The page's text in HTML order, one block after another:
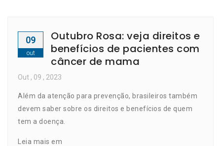
09
out
Outubro Rosa: veja direitos e
benefícios de pacientes com
câncer de mama
Out , 09 , 2023
Além da atenção para prevenção, brasileiros também
devem saber sobre os direitos e benefícios de quem
tem a doença.
Leia mais em